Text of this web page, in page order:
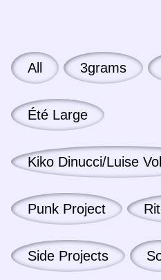
All 3grams
Été Large
Kiko Dinucci/Luise
Punk Project
Side Projects